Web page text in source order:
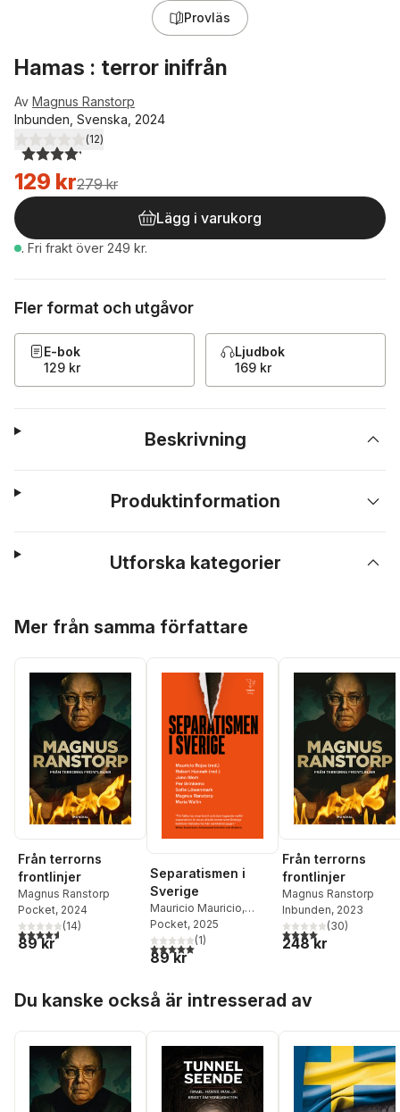
Provläs
Hamas : terror inifrån
Av Magnus Ranstorp
Inbunden, Svenska, 2024
4,2utav 5 stjärnor. Totalt antal röster:
(12)
129 kr279 kr
Lägg i varukorg
. Fri frakt över 249 kr.
Fler format och utgåvor
E-bok
129 kr
Ljudbok
169 kr
Beskrivning
Produktinformation
Utforska kategorier
Mer från samma författare
Från terrorns
frontlinjer
Magnus Ranstorp
Pocket, 2024
4,6utav 5 stjärnor. Totalt antal röster:
(14)
89 kr
Separatismen i
Sverige
Mauricio Mauricio,
Robert Hannah
Ranstorp,Maria Wallin
Juno Blom
Pocket, 2025
5,0utav 5 stjärnor. Totalt antal röster:
(1)
89 kr
Från terrorns
frontlinjer
Magnus Ranstorp
Inbunden, 2023
4,0utav 5 stjärnor.
(30)
248 kr
Du kanske också är intresserad av